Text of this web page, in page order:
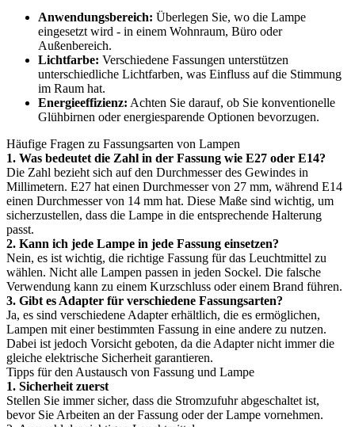
Anwendungsbereich: Überlegen Sie, wo die Lampe
eingesetzt wird - in einem Wohnraum, Büro oder
Außenbereich.
Lichtfarbe: Verschiedene Fassungen unterstützen
unterschiedliche Lichtfarben, was Einfluss auf die Stimmung
im Raum hat.
Energieeffizienz: Achten Sie darauf, ob Sie konventionelle
Glühbirnen oder energiesparende Optionen bevorzugen.
Häufige Fragen zu Fassungsarten von Lampen
1. Was bedeutet die Zahl in der Fassung wie E27 oder E14?
Die Zahl bezieht sich auf den Durchmesser des Gewindes in
Millimetern. E27 hat einen Durchmesser von 27 mm, während E14
einen Durchmesser von 14 mm hat. Diese Maße sind wichtig, um
sicherzustellen, dass die Lampe in die entsprechende Halterung
passt.
2. Kann ich jede Lampe in jede Fassung einsetzen?
Nein, es ist wichtig, die richtige Fassung für das Leuchtmittel zu
wählen. Nicht alle Lampen passen in jeden Sockel. Die falsche
Verwendung kann zu einem Kurzschluss oder einem Brand führen.
3. Gibt es Adapter für verschiedene Fassungsarten?
Ja, es sind verschiedene Adapter erhältlich, die es ermöglichen,
Lampen mit einer bestimmten Fassung in eine andere zu nutzen.
Dabei ist jedoch Vorsicht geboten, da die Adapter nicht immer die
gleiche elektrische Sicherheit garantieren.
Tipps für den Austausch von Fassung und Lampe
1. Sicherheit zuerst
Stellen Sie immer sicher, dass die Stromzufuhr abgeschaltet ist,
bevor Sie Arbeiten an der Fassung oder der Lampe vornehmen.